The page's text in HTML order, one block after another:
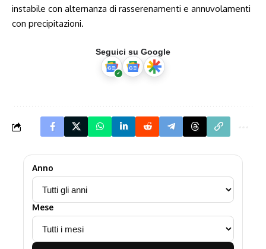
instabile con alternanza di rasserenamenti e annuvolamenti
con precipitazioni.
Seguici su Google
Anno
Mese